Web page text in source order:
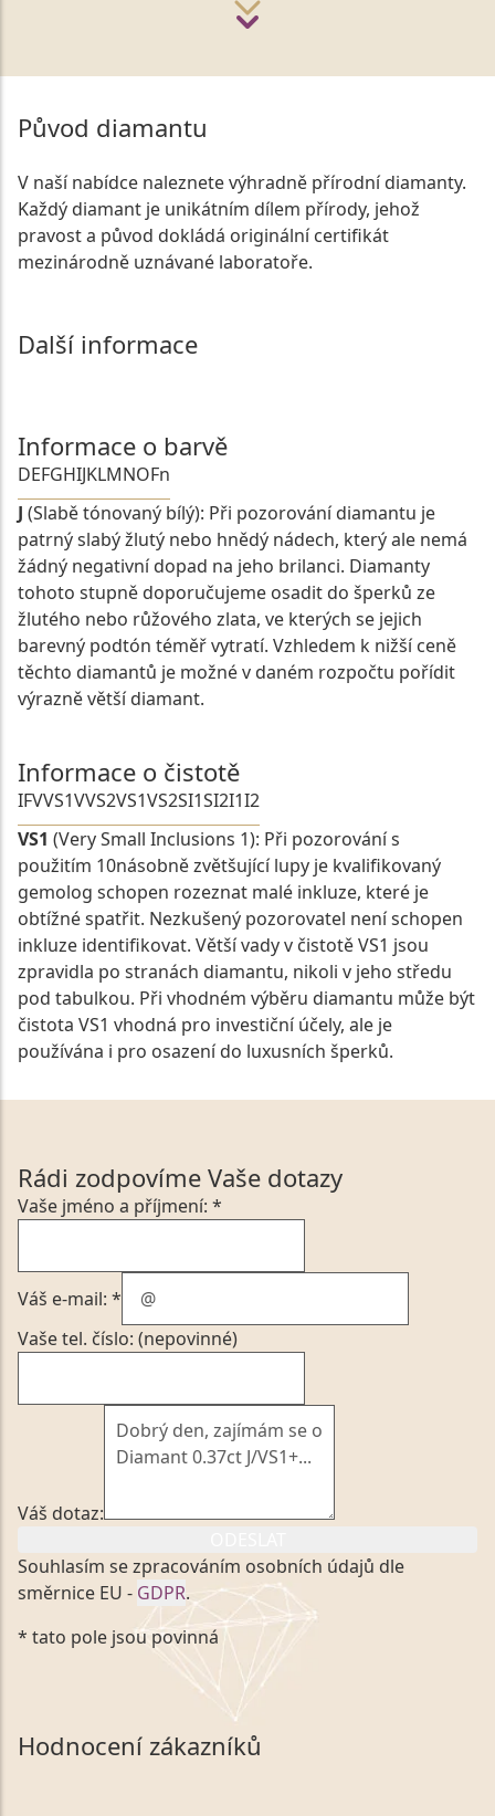
Původ diamantu
V naší nabídce naleznete výhradně přírodní diamanty.
Každý diamant je unikátním dílem přírody, jehož
pravost a původ dokládá originální certifikát
mezinárodně uznávané laboratoře.
Další informace
Informace o barvě
DEFGHIJKLMNOFn
J (Slabě tónovaný bílý): Při pozorování diamantu je
patrný slabý žlutý nebo hnědý nádech, který ale nemá
žádný negativní dopad na jeho brilanci. Diamanty
tohoto stupně doporučujeme osadit do šperků ze
žlutého nebo růžového zlata, ve kterých se jejich
barevný podtón téměř vytratí. Vzhledem k nižší ceně
těchto diamantů je možné v daném rozpočtu pořídit
výrazně větší diamant.
Informace o čistotě
IFVVS1VVS2VS1VS2SI1SI2I1I2
VS1 (Very Small Inclusions 1): Při pozorování s
použitím 10násobně zvětšující lupy je kvalifikovaný
gemolog schopen rozeznat malé inkluze, které je
obtížné spatřit. Nezkušený pozorovatel není schopen
inkluze identifikovat. Větší vady v čistotě VS1 jsou
zpravidla po stranách diamantu, nikoli v jeho středu
pod tabulkou. Při vhodném výběru diamantu může být
čistota VS1 vhodná pro investiční účely, ale je
používána i pro osazení do luxusních šperků.
Rádi zodpovíme Vaše dotazy
Vaše jméno a příjmení: *
Váš e-mail: *
Vaše tel. číslo: (nepovinné)
Váš dotaz:
Souhlasím se zpracováním osobních údajů dle
směrnice EU - GDPR.
Kliknutím na výše uvedený odkaz, v souladu se
zákonem č. 101/2000 Sb. v platném znění výslovně
souhlasím se zpracováním a uchováním veškerých
mých osobních údajů, které poskytuji prostřednictvím
společnosti VVDiamonds s.r.o., IČO: 05892481. Tyto
údaje poskytuji společnosti VVDiamonds s.r.o., IČO:
* tato pole jsou povinná
Hodnocení zákazníků